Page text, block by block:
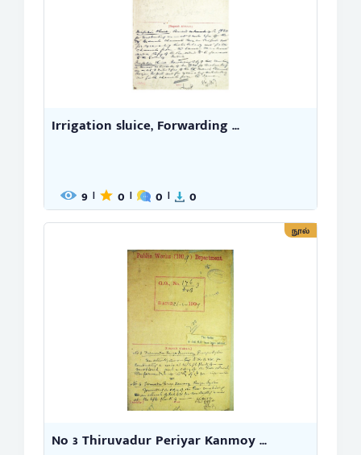
Irrigation sluice, Forwarding ...
9 | 0 | 0 | 0
நூல்
No 3 Thiruvadur Periyar Kanmoy ...